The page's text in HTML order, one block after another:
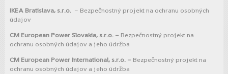
IKEA Bratislava, s.r.o. – Bezpečnostný projekt na ochranu osobných
údajov
CM European Power Slovakia, s.r.o. – Bezpečnostný projekt na
ochranu osobných údajov a jeho údržba
CM European Power International, s.r.o. – Bezpečnostný projekt na
ochranu osobných údajov a jeho údržba